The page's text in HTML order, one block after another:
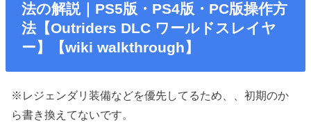
法の解説｜PS5版・PS4版・PC版操作方
法【Outriders DLC ワールドスレイヤ
ー】【wiki walkthrough】
※レジェンダリ装備などを優先してるため、、初期のか
ら書き換えてないです。